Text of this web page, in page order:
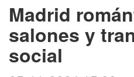
Madrid
salones y
social